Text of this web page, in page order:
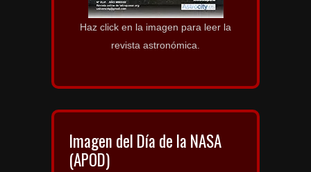
Haz click en la imagen para leer la
revista astronómica.
Imagen del Día de la NASA
(APOD)